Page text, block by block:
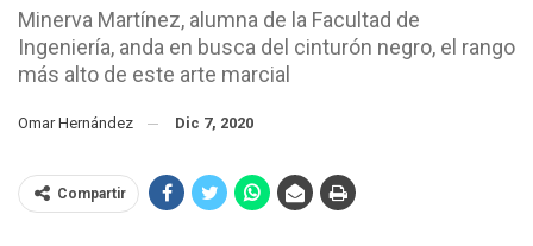
Minerva Martínez, alumna de la Facultad de
Ingeniería, anda en busca del cinturón negro, el rango
más alto de este arte marcial
Omar Hernández Dic 7, 2020
Compartir